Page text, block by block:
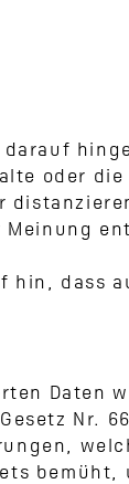
oder die
hin, dass
Daten
Nr.
bemüht,